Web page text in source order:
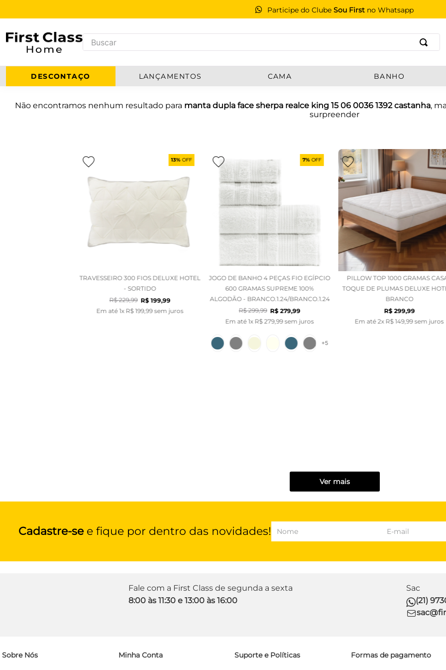
Participe do Clube Sou First no Whatsapp
DESCONTAÇO LANÇAMENTOS CAMA BANHO
Não encontramos nenhum resultado para manta dupla face sherpa realce king 15 06 0036 1392 castanha,
surpreender
13%OFF
TRAVESSEIRO 300 FIOS DELUXE HOTEL
- SORTIDO
R$ 229,99 R$ 199,99
Em até 1x R$ 199,99sem juros
7%OFF
JOGO DE BANHO 4 PEÇAS FIO EGÍPCIO
600 GRAMAS SUPREME 100%
ALGODÃO - BRANCO.1.24/BRANCO.1.24
R$ 299,99 R$ 279,99
Em até 1x R$ 279,99sem juros
+5
PILLOW TOP 1000 GRAMAS
TOQUE DE PLUMAS DELUXE
BRANCO
R$ 299,99
Em até2x R$ 149,99sem juros
Ver mais
Cadastre-see fique por dentro das novidades!
Fale com a First Class de segunda a sexta
8:00 às 11:30 e 13:00 às 16:00
Sac
(21)
Sobre Nós Minha Conta Suporte e Políticas Formas de pagamento